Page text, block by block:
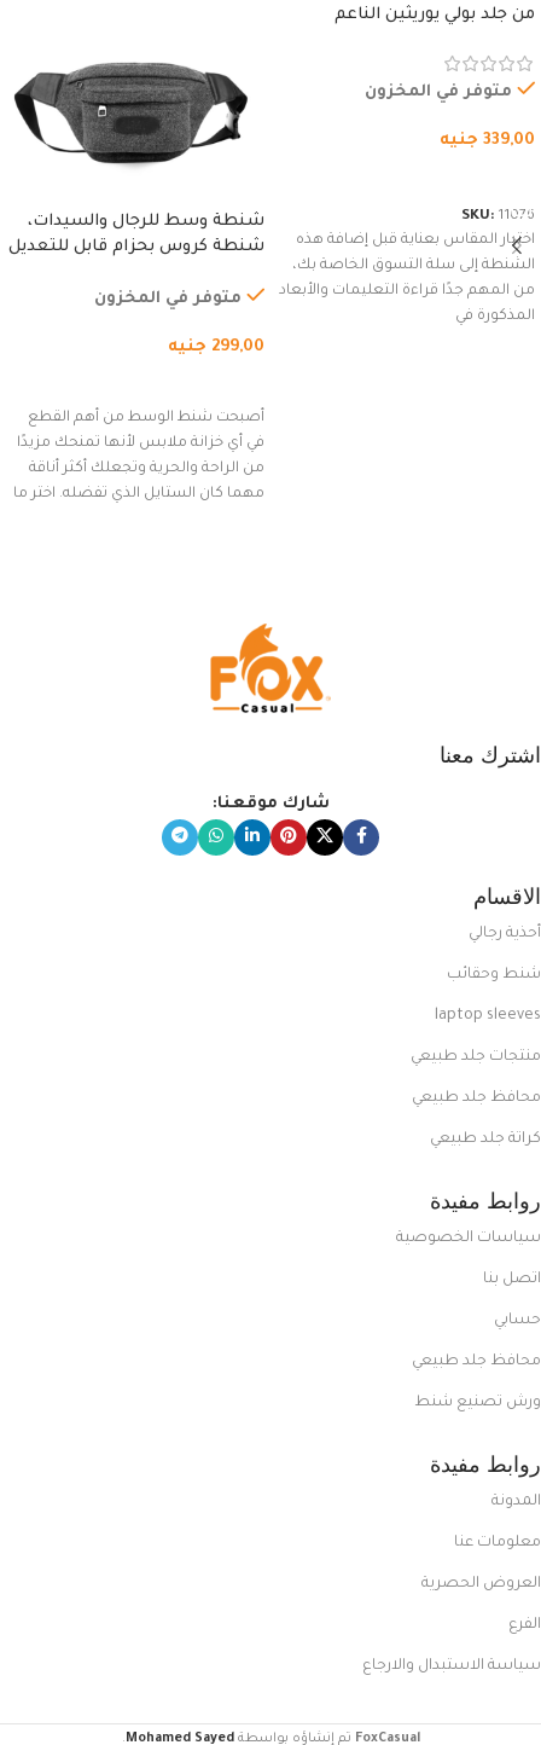
من جلد بولي يوريثين الناعم
وسوستة.
متوفر في المخزون
339,00 جنيه
SKU: 11076
اختيار المقاس بعناية قبل إضافة هذه
الشنطة إلى سلة التسوق الخاصة بك،
من المهم جدًا قراءة التعليمات والأبعاد
المذكورة في
شنطة وسط للرجال والسيدات،
شنطة كروس بحزام قابل للتعديل
السفر، الجري العادي، المشي
(رمادي)
متوفر في المخزون
299,00 جنيه
أصبحت شنط الوسط من أهم القطع
في أي خزانة ملابس لأنها تمنحك مزيدًا
من الراحة والحرية وتجعلك أكثر أناقة
مهما كان الستايل الذي تفضله. اختر ما
اشترك معنا
شارك موقعنا:
الاقسام
أحذية رجالي
شنط وحقائب
laptop sleeves
منتجات جلد طبيعي
محافظ جلد طبيعي
كراتة جلد طبيعي
روابط مفيدة
سياسات الخصوصية
اتصل بنا
حسابي
محافظ جلد طبيعي
ورش تصنيع شنط
روابط مفيدة
المدونة
معلومات عنا
العروض الحصرية
الفرع
سياسة الاستبدال والارجاع
FoxCasual تم إنشاؤه بواسطةMohamed Sayed
.